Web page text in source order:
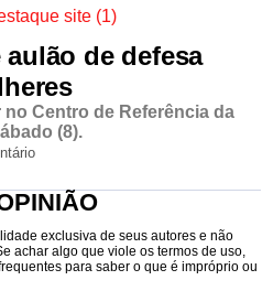
de defesa
Centro de Referência da
(8).
exclusiva de seus autores e não
achar algo que viole os termos de uso,
para saber o que é impróprio ou